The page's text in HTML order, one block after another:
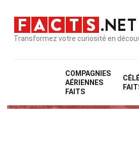
Transformez votre curiosité en
COMPAGNIES
AÉRIENNES
FAITS